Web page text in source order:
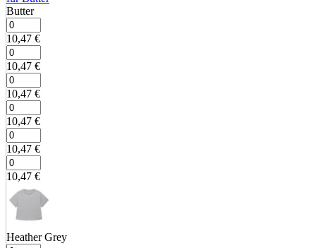
Butter
10,47 €
10,47 €
10,47 €
10,47 €
10,47 €
10,47 €
Heather Grey